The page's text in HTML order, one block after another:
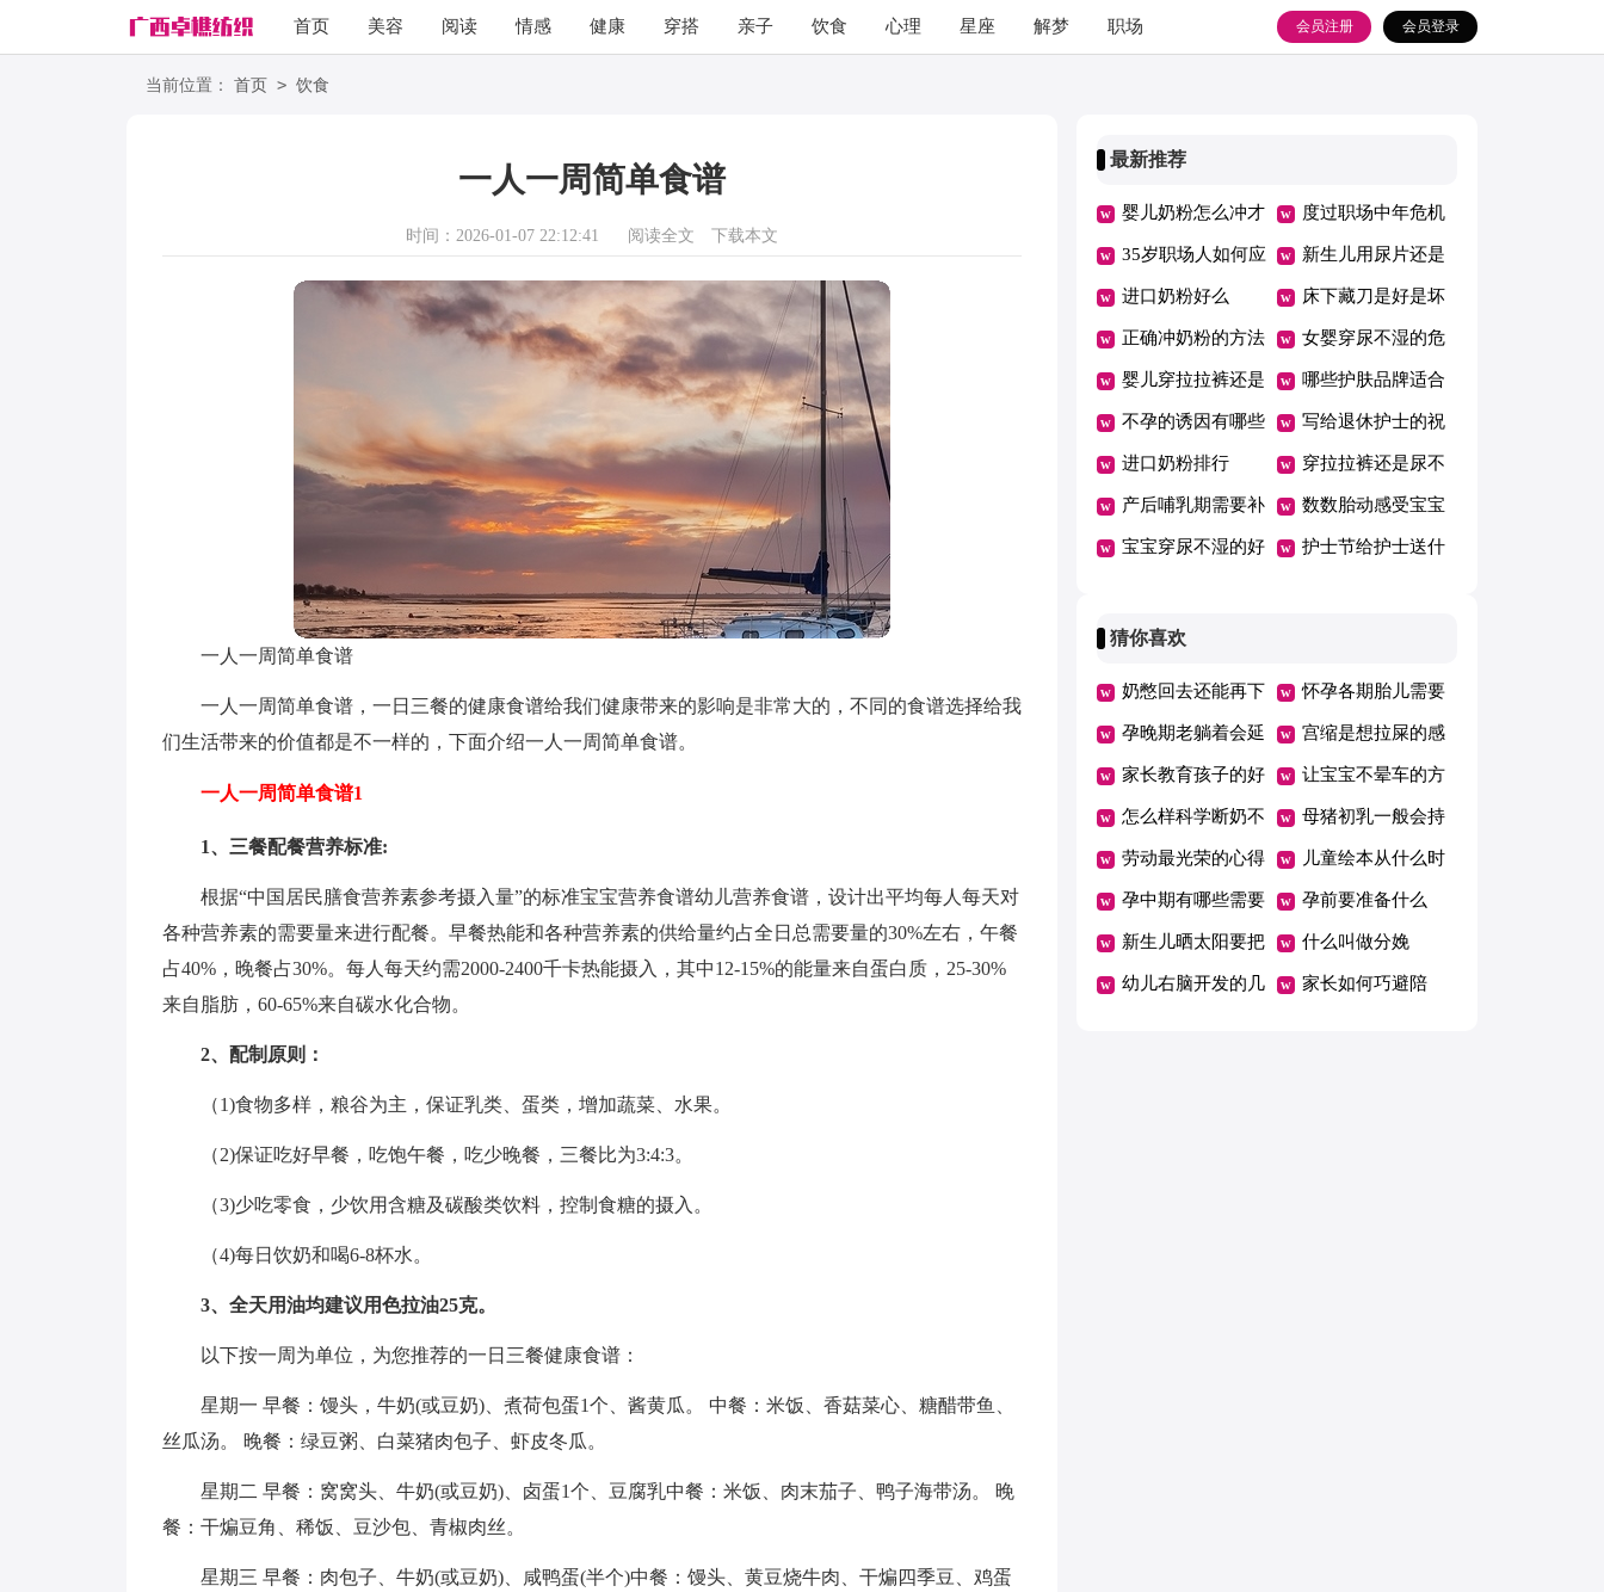
首页 美容 阅读 情感 健康 穿搭 亲子 饮食 心理 星座 解梦 职场
励志
会员登录
会员注册
当前位置： 首页 > 饮食
一人一周简单食谱
时间：2026-01-07 22:12:41 阅读全文 下载本文
一人一周简单食谱
一人一周简单食谱，一日三餐的健康食谱给我们健康带来的影响是非常大的，不同的食谱选择给我
们生活带来的价值都是不一样的，下面介绍一人一周简单食谱。
一人一周简单食谱1
1、三餐配餐营养标准:
根据“中国居民膳食营养素参考摄入量”的标准宝宝营养食谱幼儿营养食谱，设计出平均每人每天对
各种营养素的需要量来进行配餐。早餐热能和各种营养素的供给量约占全日总需要量的30%左右，午餐
占40%，晚餐占30%。每人每天约需2000-2400千卡热能摄入，其中12-15%的能量来自蛋白质，25-30%
来自脂肪，60-65%来自碳水化合物。
2、配制原则：
（1)食物多样，粮谷为主，保证乳类、蛋类，增加蔬菜、水果。
（2)保证吃好早餐，吃饱午餐，吃少晚餐，三餐比为3:4:3。
（3)少吃零食，少饮用含糖及碳酸类饮料，控制食糖的摄入。
（4)每日饮奶和喝6-8杯水。
3、全天用油均建议用色拉油25克。
以下按一周为单位，为您推荐的一日三餐健康食谱：
星期一 早餐：馒头，牛奶(或豆奶)、煮荷包蛋1个、酱黄瓜。 中餐：米饭、香菇菜心、糖醋带鱼、
丝瓜汤。 晚餐：绿豆粥、白菜猪肉包子、虾皮冬瓜。
星期二 早餐：窝窝头、牛奶(或豆奶)、卤蛋1个、豆腐乳中餐：米饭、肉末茄子、鸭子海带汤。 晚
餐：干煸豆角、稀饭、豆沙包、青椒肉丝。
星期三 早餐：肉包子、牛奶(或豆奶)、咸鸭蛋(半个)中餐：馒头、黄豆烧牛肉、干煸四季豆、鸡蛋
最新推荐
婴儿奶粉怎么冲才
是正确的
度过职场中年危机
需要掌握哪3个技
能
35岁职场人如何应
对职场中年危机
新生儿用尿片还是
用纸尿裤
进口奶粉好么 床下藏刀是好是坏
呢
正确冲奶粉的方法 女婴穿尿不湿的危
害
婴儿穿拉拉裤还是
纸尿裤好
哪些护肤品牌适合
哺乳期用
不孕的诱因有哪些 写给退休护士的祝
福语
进口奶粉排行 穿拉拉裤还是尿不
湿
产后哺乳期需要补
充什么
数数胎动感受宝宝
的快乐
宝宝穿尿不湿的好 护士节给护士送什
猜你喜欢
奶憋回去还能再下
来吗
怀孕各期胎儿需要
的营养
孕晚期老躺着会延
期吗
宫缩是想拉屎的感
觉吗
家长教育孩子的好
方法总结一年级
让宝宝不晕车的方
法
怎么样科学断奶不
坑娃
母猪初乳一般会持
续几天
劳动最光荣的心得
体会范文（精选5
篇）
儿童绘本从什么时
候开始看有哪些好
处
孕中期有哪些需要
注意的事项
孕前要准备什么
新生儿晒太阳要把
衣服脱了吗
什么叫做分娩
幼儿右脑开发的几 家长如何巧避陪